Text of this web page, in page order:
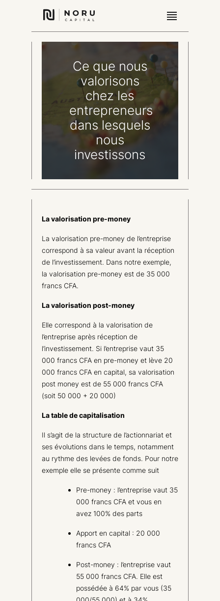
Ce que nous
valorisons
chez les
entrepreneurs
dans lesquels
nous
investissons
La valorisation pre-money
La valorisation pre-money de l’entreprise
correspond à sa valeur avant la réception
de l’investissement. Dans notre exemple,
la valorisation pre-money est de 35 000
francs CFA.
La valorisation post-money
Elle correspond à la valorisation de
l’entreprise après réception de
l’investissement. Si l’entreprise vaut 35
000 francs CFA en pre-money et lève 20
000 francs CFA en capital, sa valorisation
post money est de 55 000 francs CFA
(soit 50 000 + 20 000)
La table de capitalisation
Il s’agit de la structure de l’actionnariat et
ses évolutions dans le temps, notamment
au rythme des levées de fonds. Pour notre
exemple elle se présente comme suit
Pre-money : l’entreprise vaut 35
000 francs CFA et vous en
avez 100% des parts
Apport en capital : 20 000
francs CFA
Post-money : l’entreprise vaut
55 000 francs CFA. Elle est
possédée à 64% par vous (35